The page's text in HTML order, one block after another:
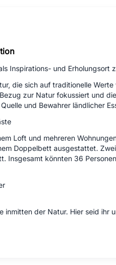
Inspirations- und Erholungsort
die sich auf traditionelle
zur Natur fokussiert und
und Bewahrer ländlicher
Loft und mehreren
Doppelbett ausgestattet.
Insgesamt könnten 36
inmitten der Natur. Hier seid ihr